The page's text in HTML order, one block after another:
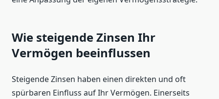
Wie steigende Zinsen Ihr
Vermögen beeinflussen
Steigende Zinsen haben einen direkten und oft
spürbaren Einfluss auf Ihr Vermögen. Einerseits